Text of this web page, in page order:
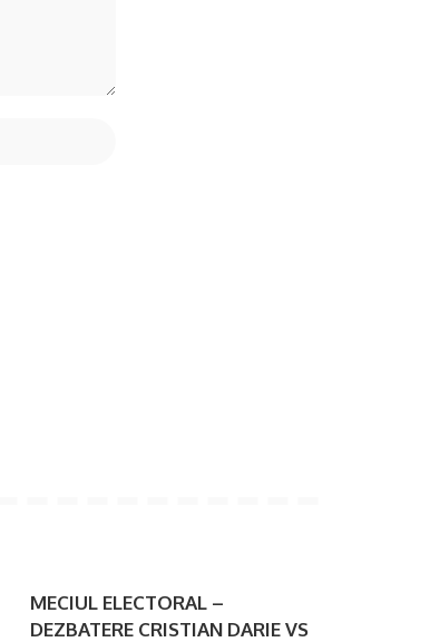
MECIUL ELECTORAL –
DEZBATERE CRISTIAN DARIE VS